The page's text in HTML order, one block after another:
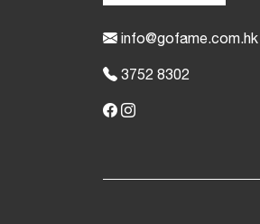
info@gofame.com.hk
3752 8302